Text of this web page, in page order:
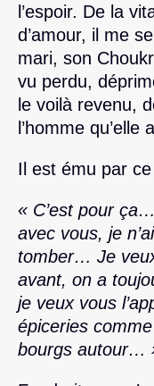
l’espoir. De la
d’amour, il me
mari, son
vu perdu,
le voilà revenu,
l’homme qu’elle
Il est ému par
« C’est pour
avec vous, je
tomber… Je
avant, on a
je veux vous
épiceries
bourgs autour…